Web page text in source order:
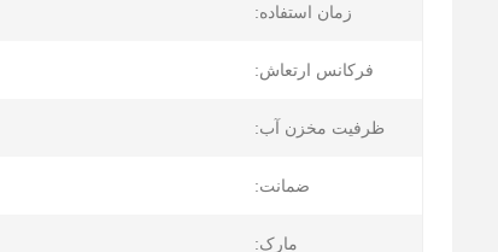
زمان استفاده:
فرکانس ارتعاش:
ظرفیت مخزن آب:
ضمانت:
مارک: